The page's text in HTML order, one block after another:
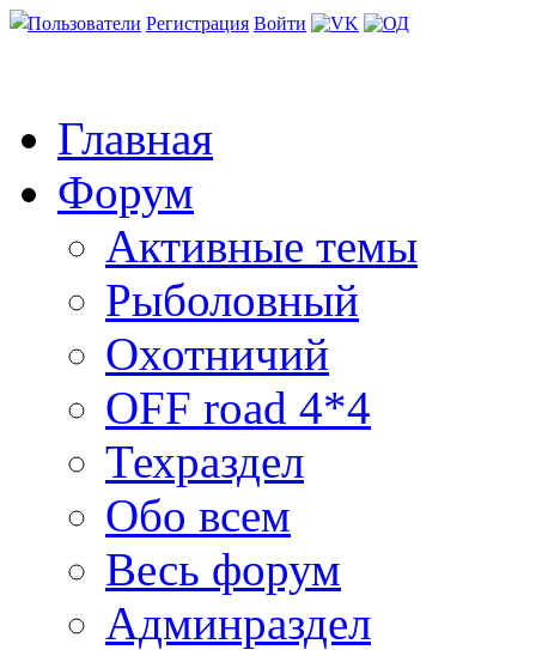
Пользователи Регистрация Войти
Главная
Форум
Активные темы
Рыболовный
Охотничий
OFF road 4*4
Техраздел
Обо всем
Весь форум
Админраздел